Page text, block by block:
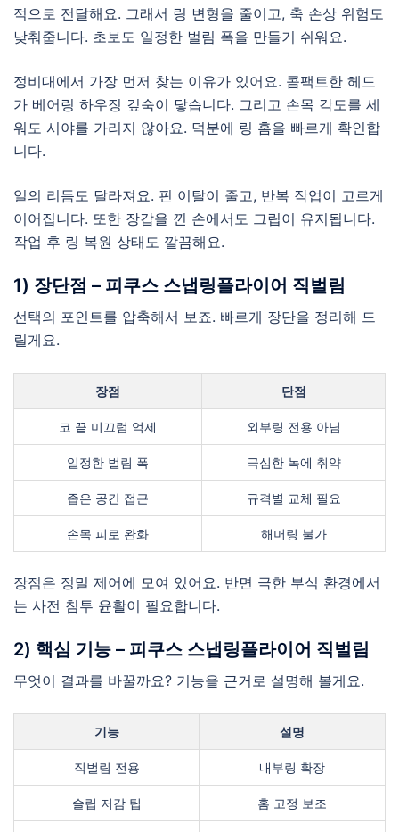
적으로 전달해요. 그래서 링 변형을 줄이고, 축 손상 위험도
낮춰줍니다. 초보도 일정한 벌림 폭을 만들기 쉬워요.
정비대에서 가장 먼저 찾는 이유가 있어요. 콤팩트한 헤드
가 베어링 하우징 깊숙이 닿습니다. 그리고 손목 각도를 세
워도 시야를 가리지 않아요. 덕분에 링 홈을 빠르게 확인합
니다.
일의 리듬도 달라져요. 핀 이탈이 줄고, 반복 작업이 고르게
이어집니다. 또한 장갑을 낀 손에서도 그립이 유지됩니다.
작업 후 링 복원 상태도 깔끔해요.
1) 장단점 – 피쿠스 스냅링플라이어 직벌림
선택의 포인트를 압축해서 보죠. 빠르게 장단을 정리해 드
릴게요.
장점 단점
코 끝 미끄럼 억제 외부링 전용 아님
일정한 벌림 폭 극심한 녹에 취약
좁은 공간 접근 규격별 교체 필요
손목 피로 완화 해머링 불가
장점은 정밀 제어에 모여 있어요. 반면 극한 부식 환경에서
는 사전 침투 윤활이 필요합니다.
2) 핵심 기능 – 피쿠스 스냅링플라이어 직벌림
무엇이 결과를 바꿀까요? 기능을 근거로 설명해 볼게요.
기능 설명
직벌림 전용 내부링 확장
슬립 저감 팁 홈 고정 보조